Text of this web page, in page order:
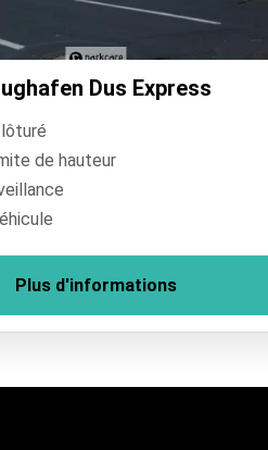
Dus Express
de hauteur
Plus d'informations